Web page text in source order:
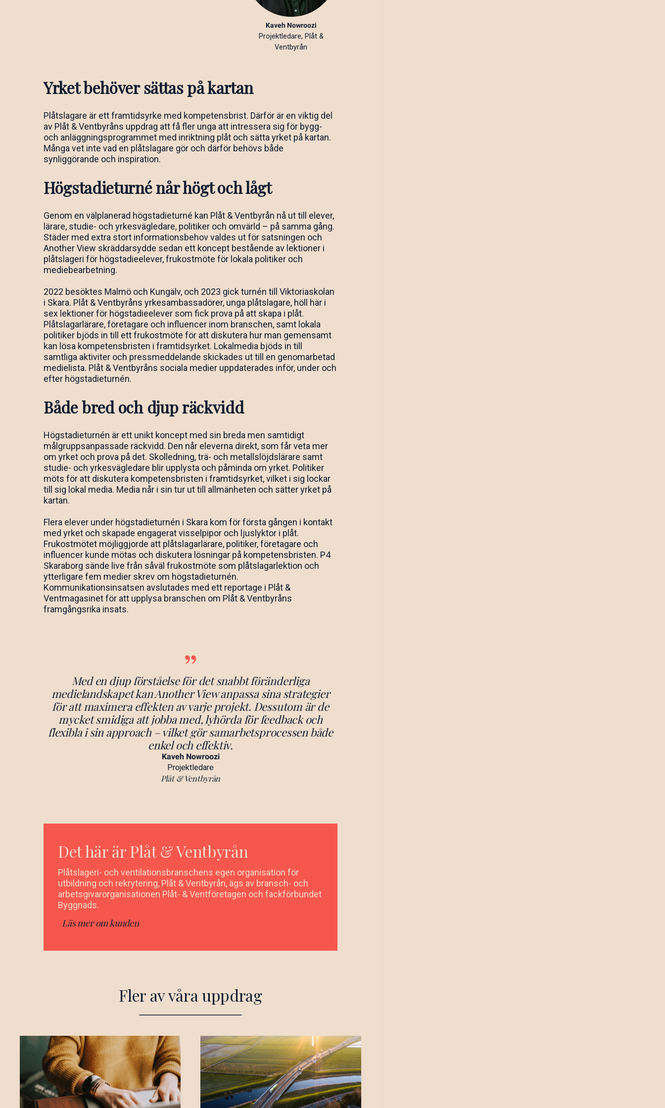
Kaveh Nowroozi
Projektledare, Plåt &
Ventbyrån
Yrket behöver sättas på kartan
Plåtslagare är ett framtidsyrke med kompetensbrist. Därför är en viktig del
av Plåt & Ventbyråns uppdrag att få fler unga att intressera sig för bygg-
och anläggningsprogrammet med inriktning plåt och sätta yrket på kartan.
Många vet inte vad en plåtslagare gör och därför behövs både
synliggörande och inspiration.
Högstadieturné når högt och lågt
Genom en välplanerad högstadieturné kan Plåt & Ventbyrån nå ut till elever,
lärare, studie- och yrkesvägledare, politiker och omvärld – på samma gång.
Städer med extra stort informationsbehov valdes ut för satsningen och
Another View skräddarsydde sedan ett koncept bestående av lektioner i
plåtslageri för högstadieelever, frukostmöte för lokala politiker och
mediebearbetning.
2022 besöktes Malmö och Kungälv, och 2023 gick turnén till Viktoriaskolan
i Skara. Plåt & Ventbyråns yrkesambassadörer, unga plåtslagare, höll här i
sex lektioner för högstadieelever som fick prova på att skapa i plåt.
Plåtslagarlärare, företagare och influencer inom branschen, samt lokala
politiker bjöds in till ett frukostmöte för att diskutera hur man gemensamt
kan lösa kompetensbristen i framtidsyrket. Lokalmedia bjöds in till
samtliga aktiviter och pressmeddelande skickades ut till en genomarbetad
medielista. Plåt & Ventbyråns sociala medier uppdaterades inför, under och
efter högstadieturnén.
Både bred och djup räckvidd
Högstadieturnén är ett unikt koncept med sin breda men samtidigt
målgruppsanpassade räckvidd. Den når eleverna direkt, som får veta mer
om yrket och prova på det. Skolledning, trä- och metallslöjdslärare samt
studie- och yrkesvägledare blir upplysta och påminda om yrket. Politiker
möts för att diskutera kompetensbristen i framtidsyrket, vilket i sig lockar
till sig lokal media. Media når i sin tur ut till allmänheten och sätter yrket på
kartan.
Flera elever under högstadieturnén i Skara kom för första gången i kontakt
med yrket och skapade engagerat visselpipor och ljuslyktor i plåt.
Frukostmötet möjliggjorde att plåtslagarlärare, politiker, företagare och
influencer kunde mötas och diskutera lösningar på kompetensbristen. P4
Skaraborg sände live från såväl frukostmöte som plåtslagarlektion och
ytterligare fem medier skrev om högstadieturnén.
Kommunikationsinsatsen avslutades med ett reportage i Plåt &
Ventmagasinet för att upplysa branschen om Plåt & Ventbyråns
framgångsrika insats.
Med en djup förståelse för det snabbt föränderliga
medielandskapet kan Another View anpassa sina strategier
för att maximera effekten av varje projekt. Dessutom är de
mycket smidiga att jobba med, lyhörda för feedback och
flexibla i sin approach – vilket gör samarbetsprocessen både
enkel och effektiv.
Kaveh Nowroozi
Projektledare
Plåt & Ventbyrån
Det här är Plåt & Ventbyrån
Plåtslageri- och ventilationsbranschens egen organisation för
utbildning och rekrytering, Plåt & Ventbyrån, ägs av bransch- och
arbetsgivarorganisationen Plåt- & Ventföretagen och fackförbundet
Byggnads.
Läs mer om kunden
Fler av våra uppdrag